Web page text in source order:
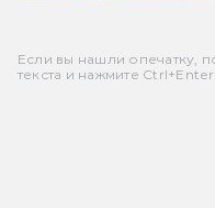
Если вы нашли опечатку,
текста и нажмите Ctrl+Enter.